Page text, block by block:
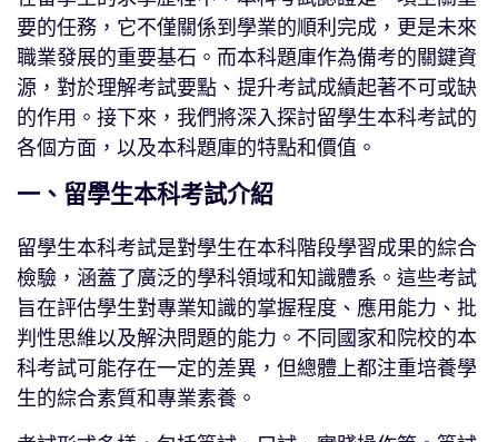
要的任務，它不僅關係到學業的順利完成，更是未來
職業發展的重要基石。而本科題庫作為備考的關鍵資
源，對於理解考試要點、提升考試成績起著不可或缺
的作用。接下來，我們將深入探討留學生本科考試的
各個方面，以及本科題庫的特點和價值。
一、留學生本科考試介紹
留學生本科考試是對學生在本科階段學習成果的綜合
檢驗，涵蓋了廣泛的學科領域和知識體系。這些考試
旨在評估學生對專業知識的掌握程度、應用能力、批
判性思維以及解決問題的能力。不同國家和院校的本
科考試可能存在一定的差異，但總體上都注重培養學
生的綜合素質和專業素養。